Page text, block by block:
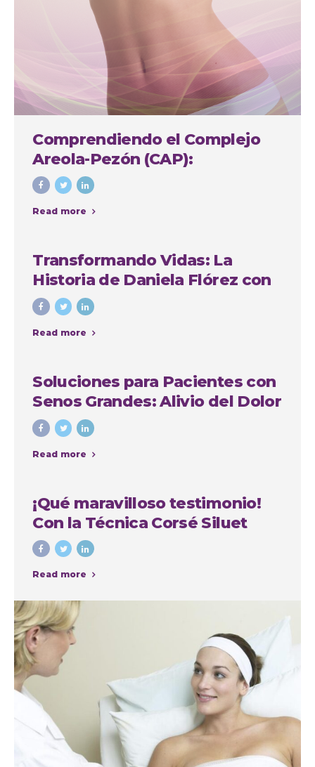
Comprendiendo el Complejo
Areola-Pezón (CAP):
Importancia y Soluciones en
Cirugía Plástica
Read more
Transformando Vidas: La
Historia de Daniela Flórez con
Nuestro Grupo Quirúrgico en
Medellín
Read more
Soluciones para Pacientes con
Senos Grandes: Alivio del Dolor
de Espalda, Mejora de la
Comodidad y Recuperación de
la Autoestima
Read more
¡Qué maravilloso testimonio!
Con la Técnica Corsé Siluet
Read more